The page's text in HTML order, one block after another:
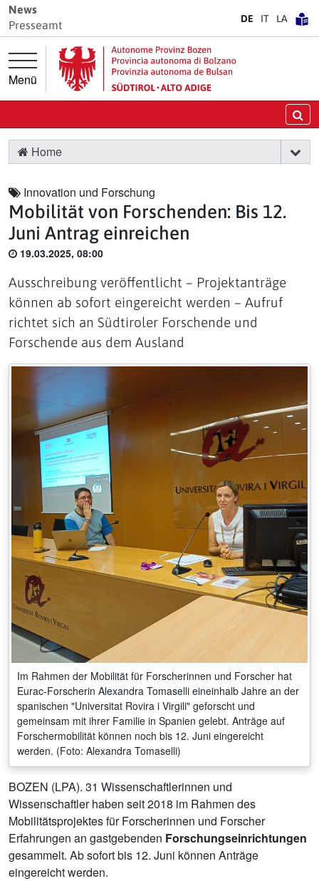
Springe direkt zur Hauptnavigation
Springe direkt zum Inhalt
News
Presseamt
DE IT LA
Menü
Home
Innovation und Forschung
Mobilität von Forschenden: Bis 12.
Juni Antrag einreichen
19.03.2025, 08:00
Ausschreibung veröffentlicht – Projektanträge
können ab sofort eingereicht werden – Aufruf
richtet sich an Südtiroler Forschende und
Forschende aus dem Ausland
Im Rahmen der Mobilität für Forscherinnen und Forscher hat
Eurac-Forscherin Alexandra Tomaselli eineinhalb Jahre an der
spanischen "Universitat Rovira i Virgili" geforscht und
gemeinsam mit ihrer Familie in Spanien gelebt. Anträge auf
Forschermobilität können noch bis 12. Juni eingereicht
werden. (Foto: Alexandra Tomaselli)
BOZEN (LPA). 31 Wissenschaftlerinnen und
Wissenschaftler haben seit 2018 im Rahmen des
Mobilitätsprojektes für Forscherinnen und Forscher
Erfahrungen an gastgebenden Forschungseinrichtungen
gesammelt. Ab sofort bis 12. Juni können Anträge
eingereicht werden.